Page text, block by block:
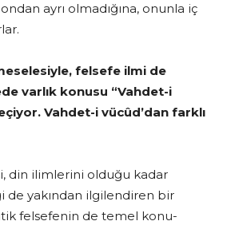
ayrı olmadığına, onunla iç
felsefe ilmi de
varlık konusu “Vahdet-i
Vahdet-i vücûd’dan farklı
din ilimlerini olduğu kadar
de yakından ilgilendiren bir
felsefenin de temel konu­